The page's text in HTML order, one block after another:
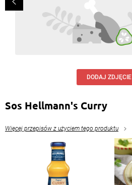
DODAJ ZDJĘCIE
Sos Hellmann's Curry
Więcej przepisów z użyciem tego produktu